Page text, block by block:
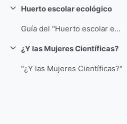
Colapsar
Huerto escolar ecológico
Guía del "Huerto escolar ecológico"
Colapsar
¿Y las Mujeres Científicas?
"¿Y las Mujeres Científicas?"